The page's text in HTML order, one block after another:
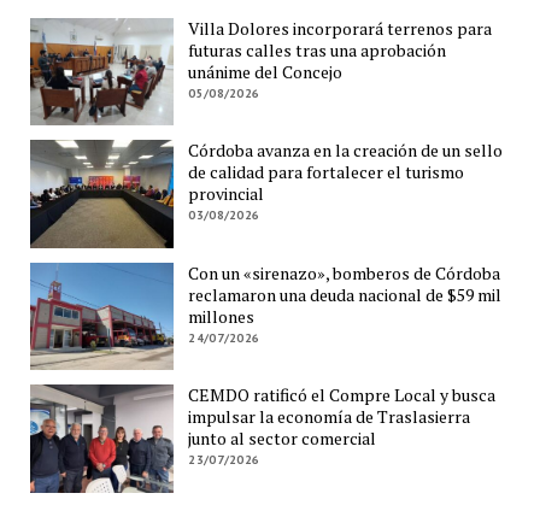
Villa Dolores incorporará terrenos para
futuras calles tras una aprobación
unánime del Concejo
05/08/2026
Córdoba avanza en la creación de un sello
de calidad para fortalecer el turismo
provincial
03/08/2026
Con un «sirenazo», bomberos de Córdoba
reclamaron una deuda nacional de $59 mil
millones
24/07/2026
CEMDO ratificó el Compre Local y busca
impulsar la economía de Traslasierra
junto al sector comercial
23/07/2026